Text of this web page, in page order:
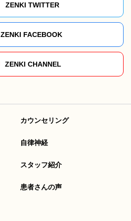
ZENKI TWITTER
ZENKI FACEBOOK
ZENKI CHANNEL
カウンセリング
自律神経
スタッフ紹介
患者さんの声